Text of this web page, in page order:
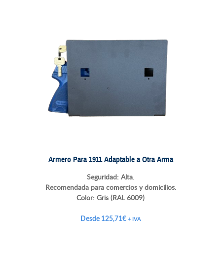
Armero Para 1911 Adaptable a Otra Arma
Seguridad: Alta.
Recomendada para comercios y domicilios.
Color: Gris (RAL 6009)
Desde 125,71€ + IVA